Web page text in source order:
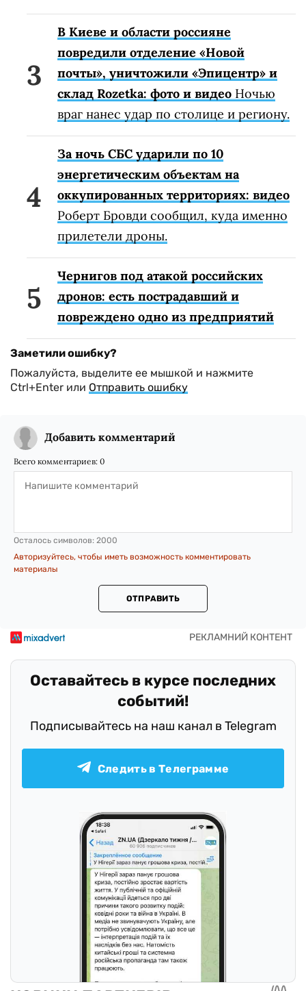
В Киеве и области россияне
повредили отделение «Новой
почты», уничтожили «Эпицентр» и
склад Rozetka: фото и видео Ночью
враг нанес удар по столице и региону.
За ночь СБС ударили по 10
энергетическим объектам на
оккупированных территориях: видео
Роберт Бровди сообщил, куда именно
прилетели дроны.
Чернигов под атакой российских
дронов: есть пострадавший и
повреждено одно из предприятий
Заметили ошибку?
Пожалуйста, выделите ее мышкой и нажмите
Ctrl+Enter или Отправить ошибку
Добавить комментарий
Всего комментариев: 0
Осталось символов: 2000
Авторизуйтесь, чтобы иметь возможность комментировать
материалы
ОТПРАВИТЬ
Оставайтесь в курсе последних
событий!
Подписывайтесь на наш канал в Telegram
Следить в Телеграмме